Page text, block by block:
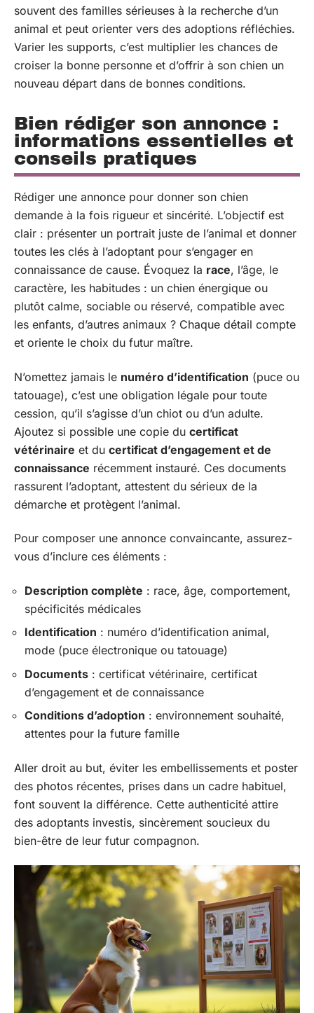
souvent des familles sérieuses à la recherche d’un
animal et peut orienter vers des adoptions réfléchies.
Varier les supports, c’est multiplier les chances de
croiser la bonne personne et d’offrir à son chien un
nouveau départ dans de bonnes conditions.
Bien rédiger son annonce :
informations essentielles et
conseils pratiques
Rédiger une annonce pour donner son chien
demande à la fois rigueur et sincérité. L’objectif est
clair : présenter un portrait juste de l’animal et donner
toutes les clés à l’adoptant pour s’engager en
connaissance de cause. Évoquez la race, l’âge, le
caractère, les habitudes : un chien énergique ou
plutôt calme, sociable ou réservé, compatible avec
les enfants, d’autres animaux ? Chaque détail compte
et oriente le choix du futur maître.
N’omettez jamais le numéro d’identification (puce ou
tatouage), c’est une obligation légale pour toute
cession, qu’il s’agisse d’un chiot ou d’un adulte.
Ajoutez si possible une copie du certificat
vétérinaire et du certificat d’engagement et de
connaissance récemment instauré. Ces documents
rassurent l’adoptant, attestent du sérieux de la
démarche et protègent l’animal.
Pour composer une annonce convaincante, assurez-
vous d’inclure ces éléments :
Description complète : race, âge, comportement,
spécificités médicales
Identification : numéro d’identification animal,
mode (puce électronique ou tatouage)
Documents : certificat vétérinaire, certificat
d’engagement et de connaissance
Conditions d’adoption : environnement souhaité,
attentes pour la future famille
Aller droit au but, éviter les embellissements et poster
des photos récentes, prises dans un cadre habituel,
font souvent la différence. Cette authenticité attire
des adoptants investis, sincèrement soucieux du
bien-être de leur futur compagnon.